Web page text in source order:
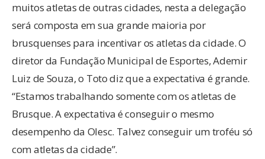
muitos atletas de outras cidades, nesta a delegação
será composta em sua grande maioria por
brusquenses para incentivar os atletas da cidade. O
diretor da Fundação Municipal de Esportes, Ademir
Luiz de Souza, o Toto diz que a expectativa é grande.
“Estamos trabalhando somente com os atletas de
Brusque. A expectativa é conseguir o mesmo
desempenho da Olesc. Talvez conseguir um troféu só
com atletas da cidade”.